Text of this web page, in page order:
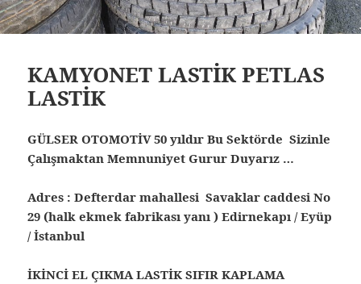
KAMYONET LASTİK PETLAS
LASTİK
GÜLSER OTOMOTİV 50 yıldır Bu Sektörde Sizinle
Çalışmaktan Memnuniyet Gurur Duyarız …
Adres : Defterdar mahallesi Savaklar caddesi No
29 (halk ekmek fabrikası yanı ) Edirnekapı / Eyüp
/ İstanbul
İKİNCİ EL ÇIKMA LASTİK SIFIR KAPLAMA